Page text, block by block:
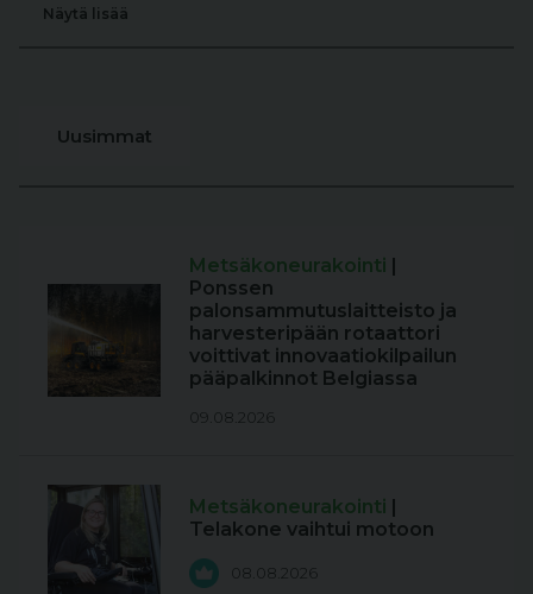
Näytä lisää
Uusimmat
Metsäkoneurakointi |
Ponssen
palonsammutuslaitteisto ja
harvesteripään rotaattori
voittivat innovaatiokilpailun
pääpalkinnot Belgiassa
09.08.2026
Metsäkoneurakointi |
Telakone vaihtui motoon
08.08.2026